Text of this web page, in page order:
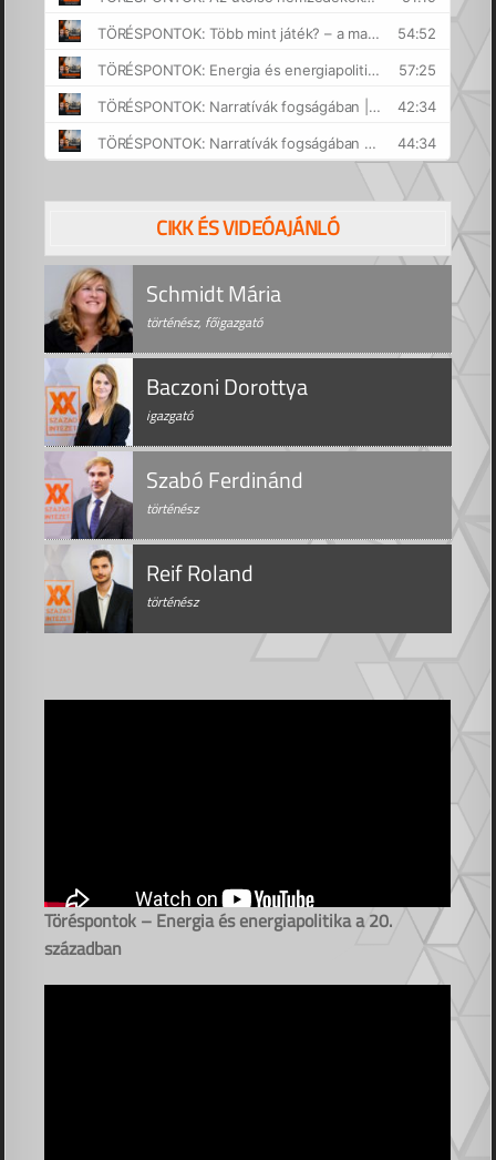
CIKK ÉS VIDEÓAJÁNLÓ
Schmidt Mária
történész, főigazgató
Baczoni Dorottya
igazgató
Szabó Ferdinánd
történész
Reif Roland
történész
Töréspontok – Energia és energiapolitika a 20.
században